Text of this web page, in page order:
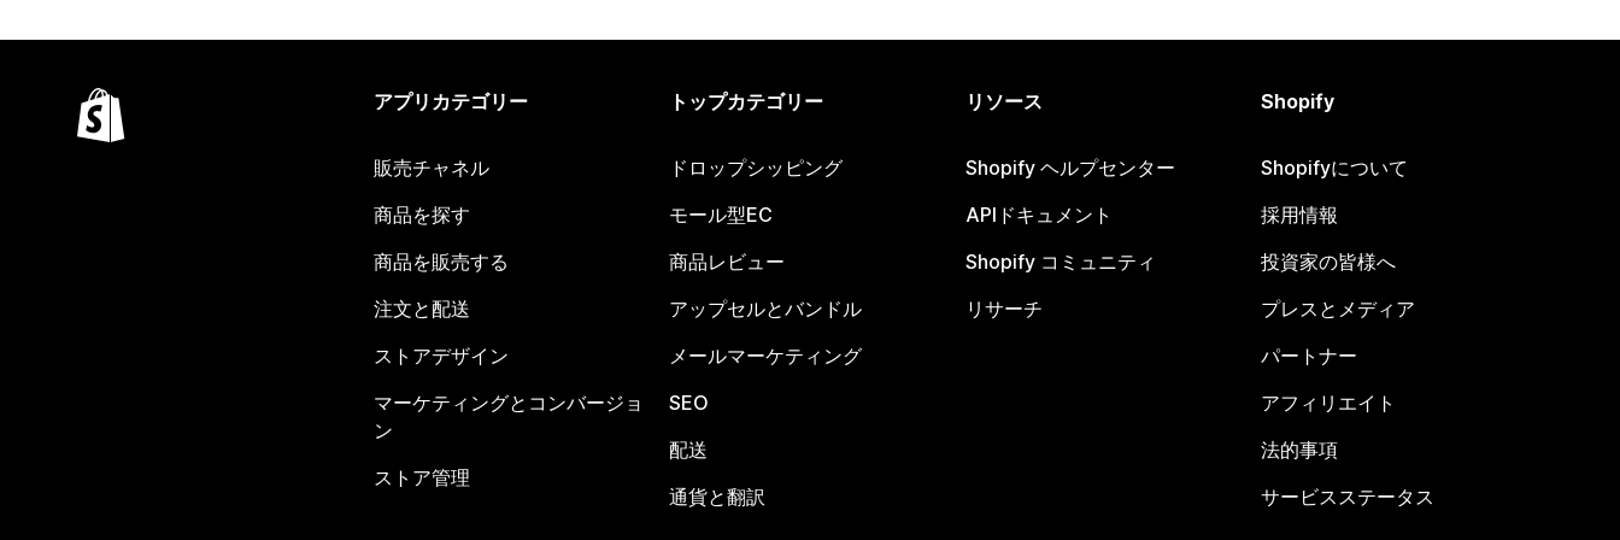
アプリカテゴリー
販売チャネル
商品を探す
商品を販売する
注文と配送
ストアデザイン
マーケティングとコンバージョ
ン
ストア管理
トップカテゴリー
ドロップシッピング
モール型EC
商品レビュー
アップセルとバンドル
メールマーケティング
SEO
配送
通貨と翻訳
リソース
Shopify ヘルプセンター
APIドキュメント
Shopify コミュニティ
リサーチ
Shopify
Shopifyについて
採用情報
投資家の皆様へ
プレスとメディア
パートナー
アフィリエイト
法的事項
サービスステータス